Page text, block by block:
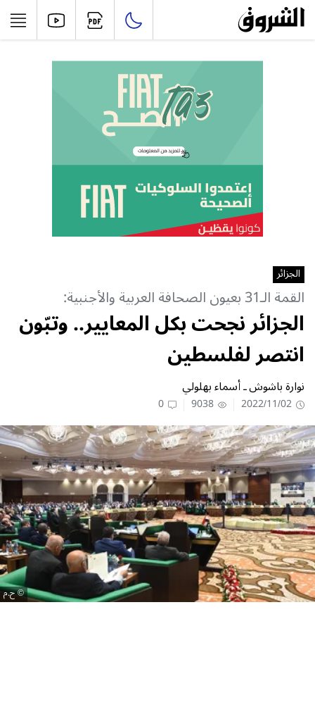
الجزائر
القمة الـ31 بعيون الصحافة العربية والأجنبية:
الجزائر نجحت بكل المعايير.. وتبّون
انتصر لفلسطين
نوارة باشوش ـ أسماء بهلولي
2022/11/02
9038
0
ح.م